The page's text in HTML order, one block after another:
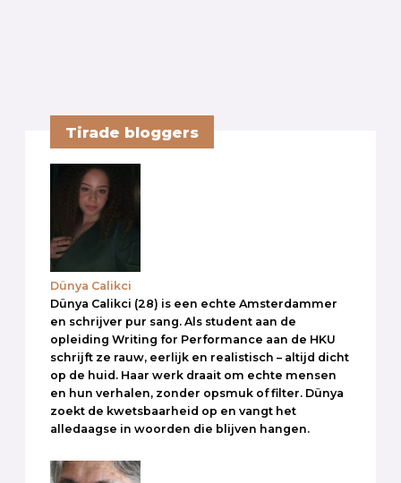
Tirade bloggers
Dünya Calikci
Dünya Calikci (28) is een echte Amsterdammer
en schrijver pur sang. Als student aan de
opleiding Writing for Performance aan de HKU
schrijft ze rauw, eerlijk en realistisch – altijd dicht
op de huid. Haar werk draait om echte mensen
en hun verhalen, zonder opsmuk of filter. Dünya
zoekt de kwetsbaarheid op en vangt het
alledaagse in woorden die blijven hangen.